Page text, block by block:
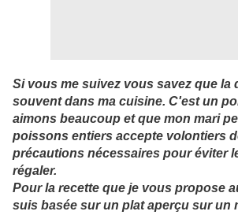
Si vous me suivez vous savez que la
souvent dans ma cuisine. C'est un
aimons beaucoup et que mon mari
poissons entiers accepte volontiers
précautions nécessaires pour éviter
régaler.
Pour la recette que je vous propose
suis basée sur un plat aperçu sur un